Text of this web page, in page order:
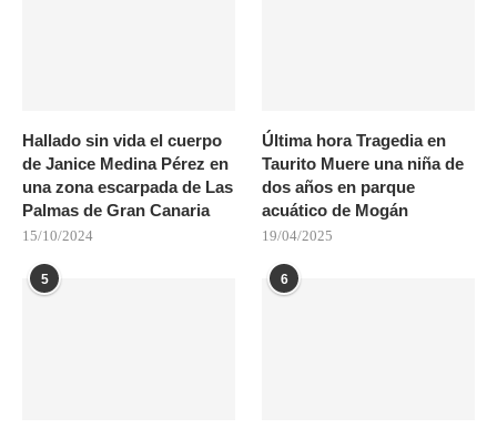
Hallado sin vida el cuerpo
de Janice Medina Pérez en
una zona escarpada de Las
Palmas de Gran Canaria
15/10/2024
Última hora Tragedia en
Taurito Muere una niña de
dos años en parque
acuático de Mogán
19/04/2025
5 6